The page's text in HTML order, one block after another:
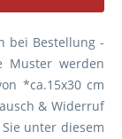
bei Bestellung -
Muster werden
*ca.15x30 cm
& Widerruf
unter diesem